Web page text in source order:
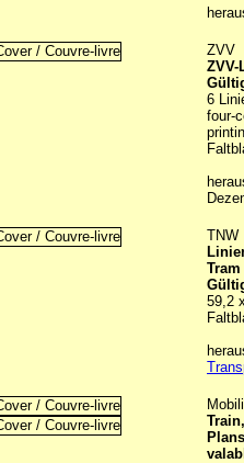
ZVV
6
four-
TNW
59,2